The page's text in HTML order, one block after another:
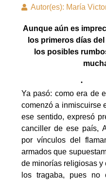
Autor(es): María
Aunque aún es
los primeros días
los posibles
Ya pasó: como era de
comenzó a inmiscuirse
ese sentido, expresó
canciller de ese país,
por vínculos del
armados que
de minorías religiosas
los tragaba, pues no